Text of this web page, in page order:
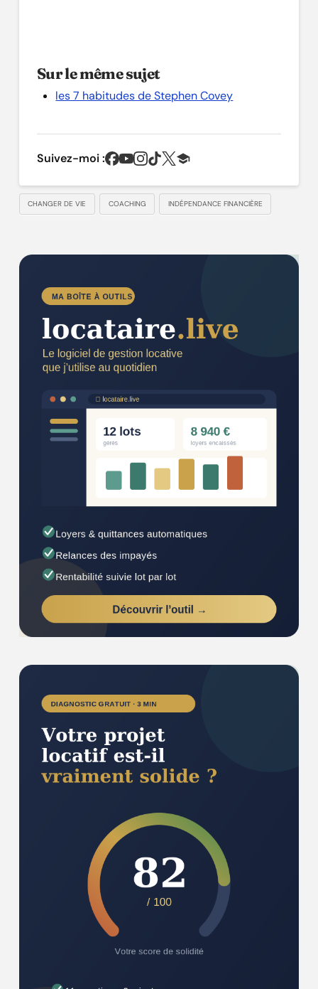
Sur le même sujet
les 7 habitudes de Stephen Covey
Suivez-moi :
CHANGER DE VIE COACHING INDÉPENDANCE FINANCIÈRE